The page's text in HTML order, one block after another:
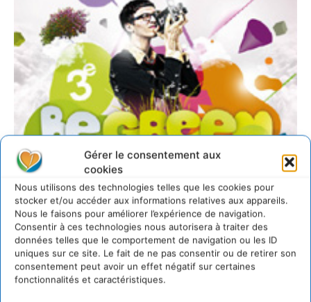
Gérer le consentement aux
cookies
Nous utilisons des technologies telles que les cookies pour
stocker et/ou accéder aux informations relatives aux appareils.
Nous le faisons pour améliorer l’expérience de navigation.
Consentir à ces technologies nous autorisera à traiter des
données telles que le comportement de navigation ou les ID
uniques sur ce site. Le fait de ne pas consentir ou de retirer son
consentement peut avoir un effet négatif sur certaines
fonctionnalités et caractéristiques.